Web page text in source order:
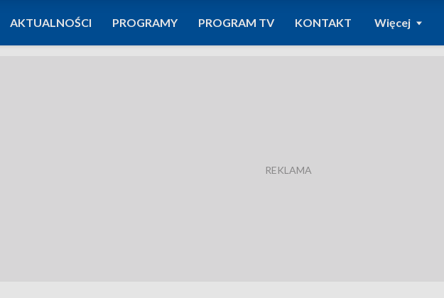
AKTUALNOŚCI PROGRAMY PROGRAM TV KONTAKT Więcej